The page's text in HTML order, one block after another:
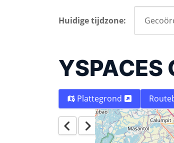
Huidige tijdzone:
Plattegrond
Vandaag